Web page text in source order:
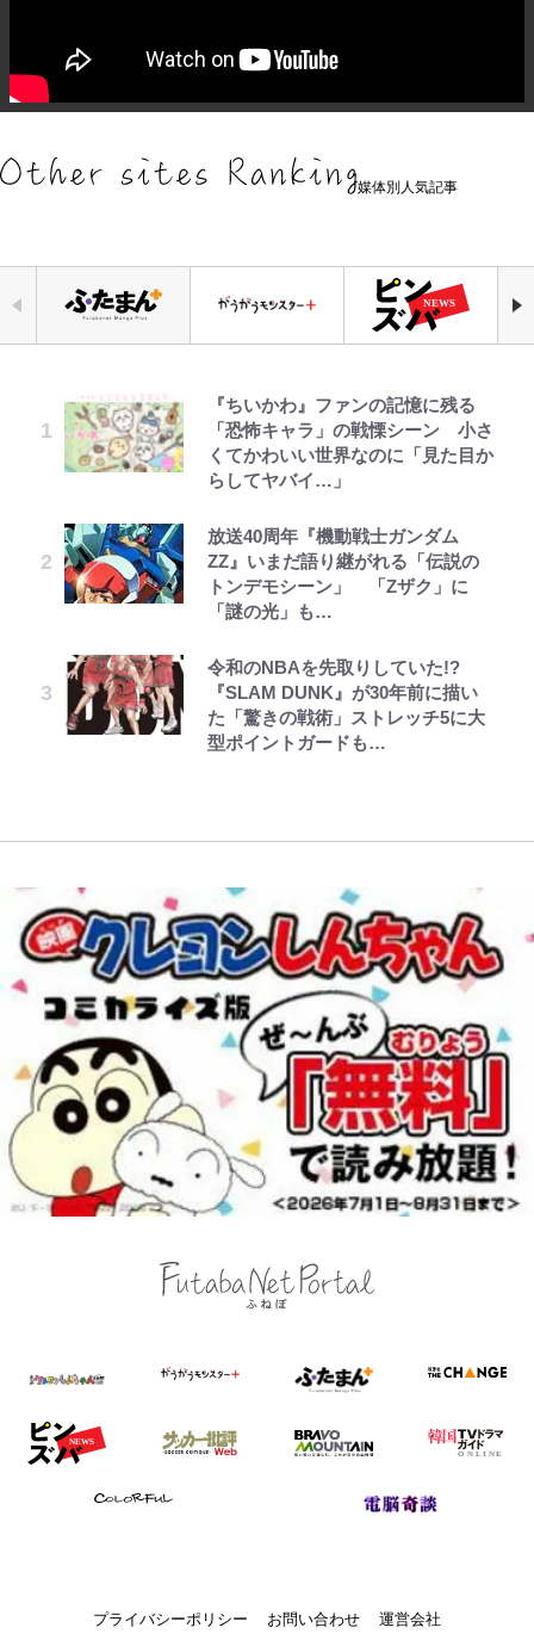
媒体別人気記事
『ちいかわ』ファンの記憶に残る
「恐怖キャラ」の戦慄シーン 小さ
くてかわいい世界なのに「見た目か
らしてヤバイ…」
放送40周年『機動戦士ガンダム
ZZ』いまだ語り継がれる「伝説の
トンデモシーン」 「Zザク」に
「謎の光」も…
令和のNBAを先取りしていた!?
『SLAM DUNK』が30年前に描い
た「驚きの戦術」ストレッチ5に大
型ポイントガードも…
公式-ヒロインが来る前に妊娠しま
した~詰んだはずの悪役令嬢です
が、どうやら違うようです~ 第1話
気付くまで 第56話(1)
公式-転生したら平民でした。~生活
します~ 第37話(2)
「危ない」「やめて」第1子妊娠中
の田中みな実、ゴリゴリヒール着用
に心配の声…ザックリ衣装にも意見
続々
【川口春奈と結婚】板倉滉は「めっ
ちゃモテる」 年収7億円・お洒落・
包容力…超愛される日本代表
貌姿に「超絶イケメン」大反響 意
味深「スネ毛ハラスメント」にも注
目
元衆院議員・山尾志桜里が語る誹謗
中傷動画…「計り知れない」切り抜
き落選運動の影響と今語る「保育園
落ちた日本死ね」
FRUITS ZIPPER鎮西寿々歌が語る
『天才てれびくん』時代の学びと
22歳でアイドルの道を切り拓いた
「人生最大の決断」
三代目魚武濱田成夫「すっごい勉強
ができない阿呆」が京都の名門美術
高校に受かった理由「落ちたと思っ
てたので合格発表も行かなかったん
アユは「怒らせて掛ける」魚だっ
た！ ルアーを追わせて釣りあげる
「アユイング」のオリジナリティ＆
おもしろさを知る
やってはいけない！「キャンプツー
リング」での「NGパッキング」7
選！ 安全＆快適につながる「荷物
の順序や位置」積載のコツとは？
【自転車】「若いときは登れたんだ
けど……」 グラベルバイクで暑さ
に負けそうなヒルクライム、砂利道
浅草は日本の心だゾ
とうちゃんが出世するゾ
空の轍と大地の雲と 第1回
レビュー『仮面家族』悠木シュン・
｢お土産最高すぎ笑｣｢どうやって入
手？｣ブライトン帰還の三笘薫、同
僚に“ポケカ”をプレゼント！｢薫の
笑顔見れてよかった｣｢大喜びのリ
｢モデルやってる｣｢かっけぇ｣三笘
薫がブライトン新ユニのモデルで完
全復活！“King”の帰還に｢チームか
て…｣
W杯クオーター制への大反発か、
FIFA会長を追い詰めた｢欧州のボイ
プライバシーポリシー お問い合わせ 運営会社